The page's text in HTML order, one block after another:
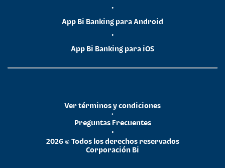
•
App Bi Banking para Android
•
App Bi Banking para iOS
2026 © Todos los derechos reservados
Corporación Bi
•
Preguntas Frecuentes
•
Ver términos y condiciones